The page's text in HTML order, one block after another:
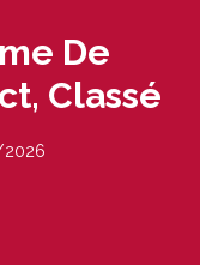
De
Classé